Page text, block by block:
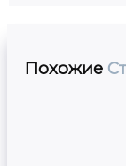
Похожие